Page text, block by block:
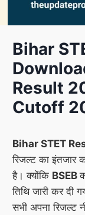
Bihar
Result
Cutoff
Bihar STET
रिजल्ट का इंतजार
है। क्योंकि BSEB
तिथि जारी कर दी
सभी अपना रिजल्ट